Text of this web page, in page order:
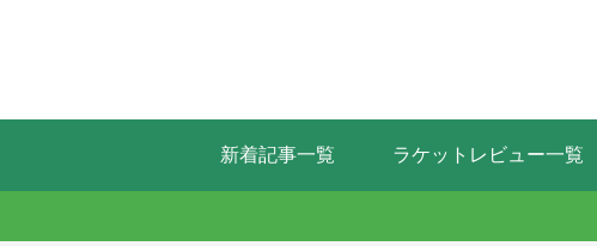
新着記事一覧 ラケットレビュー一覧